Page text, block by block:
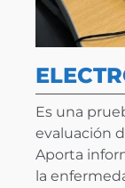
Es una
evaluación
Aporta
la